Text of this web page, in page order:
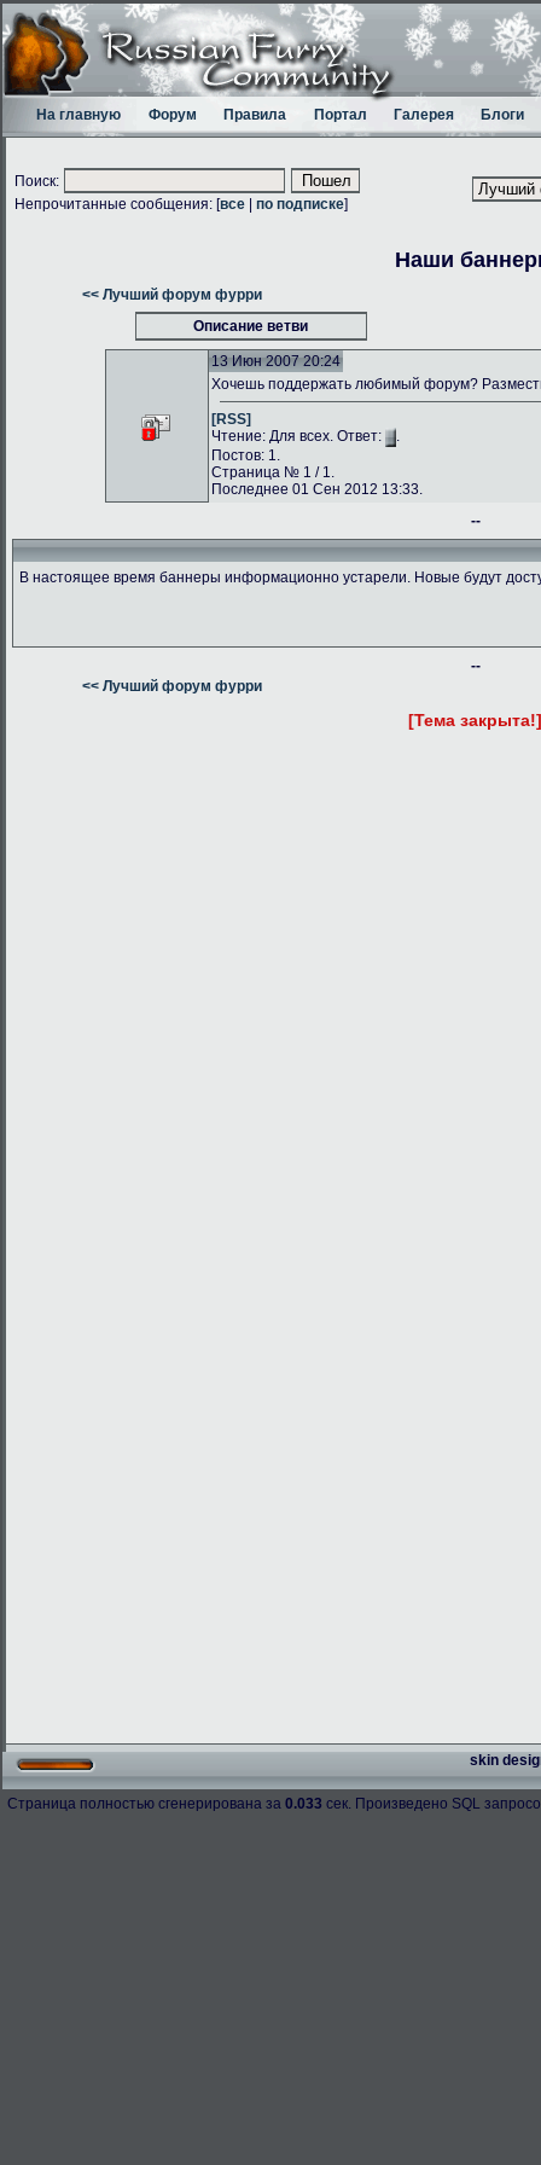
На главную Форум Правила Портал Галерея Блоги
Поиск:
Непрочитанные сообщения: [все по подписке]
Наши
<< Лучший форум фурри
Описание ветви
13 Июн 2007 20:24
Хочешь поддержать любимый форум?
[RSS]
Чтение: Для всех. Ответ:
.
Постов: 1.
Страница № 1 / 1.
Последнее 01 Сен 2012 13:33.
--
В настоящее время баннеры информационно устарели. Новые будут
--
<< Лучший форум фурри
[Тема
skin
Страница полностью сгенерирована за 0.033 сек. Произведено SQL